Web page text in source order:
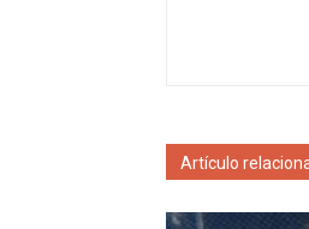
Artículo